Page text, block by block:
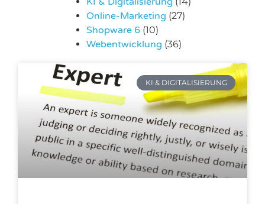
KI & DIGITALISIERUNG
Online-Marketing (27)
Shopware 6(10)
Webentwicklung (36)